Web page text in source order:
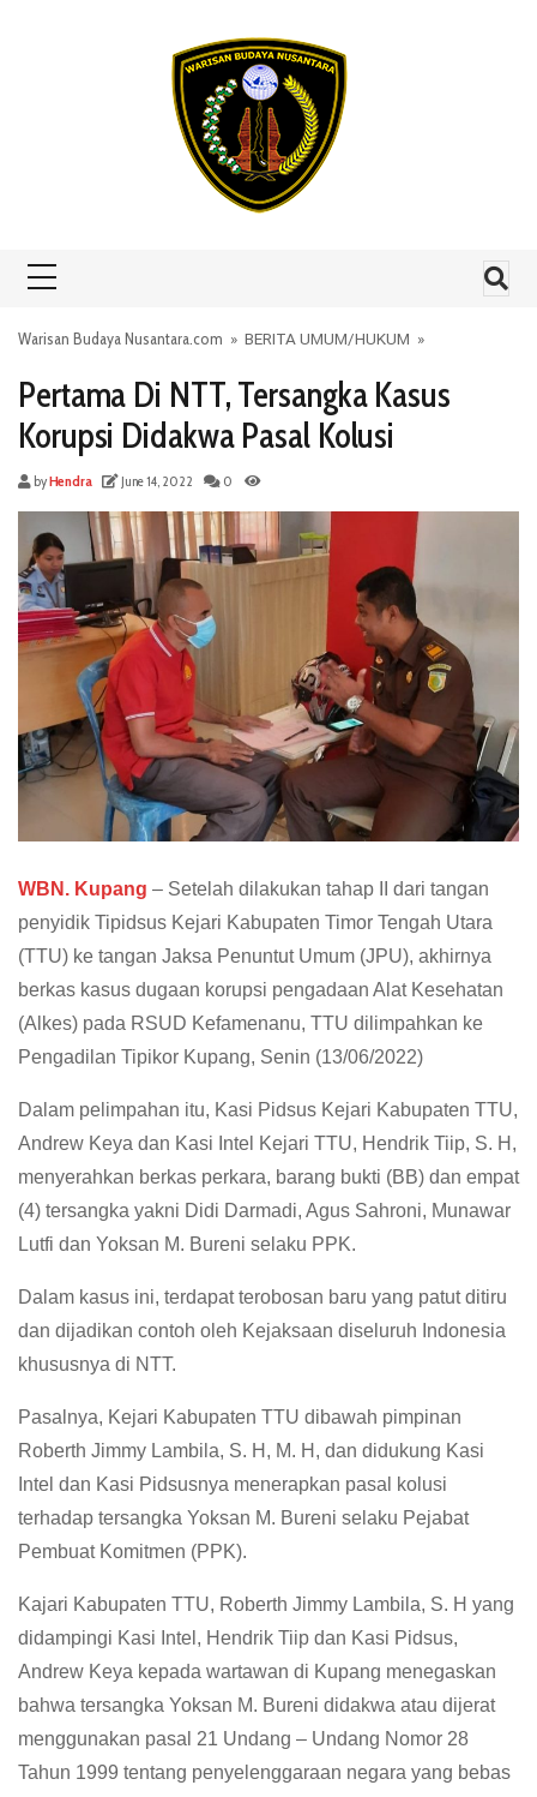
Warisan Budaya Nusantara.com » BERITA UMUM/HUKUM »
Pertama Di NTT, Tersangka Kasus
Korupsi Didakwa Pasal Kolusi
byHendra June 14, 2022 0
WBN. Kupang – Setelah dilakukan tahap II dari tangan
penyidik Tipidsus Kejari Kabupaten Timor Tengah Utara
(TTU) ke tangan Jaksa Penuntut Umum (JPU), akhirnya
berkas kasus dugaan korupsi pengadaan Alat Kesehatan
(Alkes) pada RSUD Kefamenanu, TTU dilimpahkan ke
Pengadilan Tipikor Kupang, Senin (13/06/2022)
Dalam pelimpahan itu, Kasi Pidsus Kejari Kabupaten TTU,
Andrew Keya dan Kasi Intel Kejari TTU, Hendrik Tiip, S. H,
menyerahkan berkas perkara, barang bukti (BB) dan empat
(4) tersangka yakni Didi Darmadi, Agus Sahroni, Munawar
Lutfi dan Yoksan M. Bureni selaku PPK.
Dalam kasus ini, terdapat terobosan baru yang patut ditiru
dan dijadikan contoh oleh Kejaksaan diseluruh Indonesia
khususnya di NTT.
Pasalnya, Kejari Kabupaten TTU dibawah pimpinan
Roberth Jimmy Lambila, S. H, M. H, dan didukung Kasi
Intel dan Kasi Pidsusnya menerapkan pasal kolusi
terhadap tersangka Yoksan M. Bureni selaku Pejabat
Pembuat Komitmen (PPK).
Kajari Kabupaten TTU, Roberth Jimmy Lambila, S. H yang
didampingi Kasi Intel, Hendrik Tiip dan Kasi Pidsus,
Andrew Keya kepada wartawan di Kupang menegaskan
bahwa tersangka Yoksan M. Bureni didakwa atau dijerat
menggunakan pasal 21 Undang – Undang Nomor 28
Tahun 1999 tentang penyelenggaraan negara yang bebas